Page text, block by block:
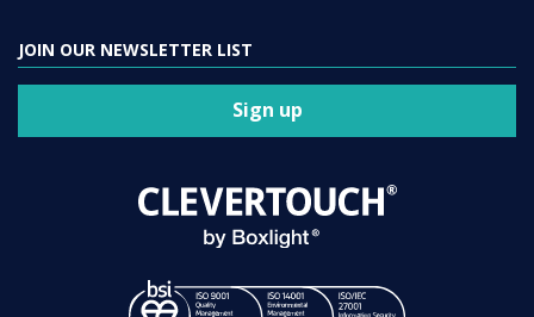
JOIN OUR NEWSLETTER LIST
Sign up